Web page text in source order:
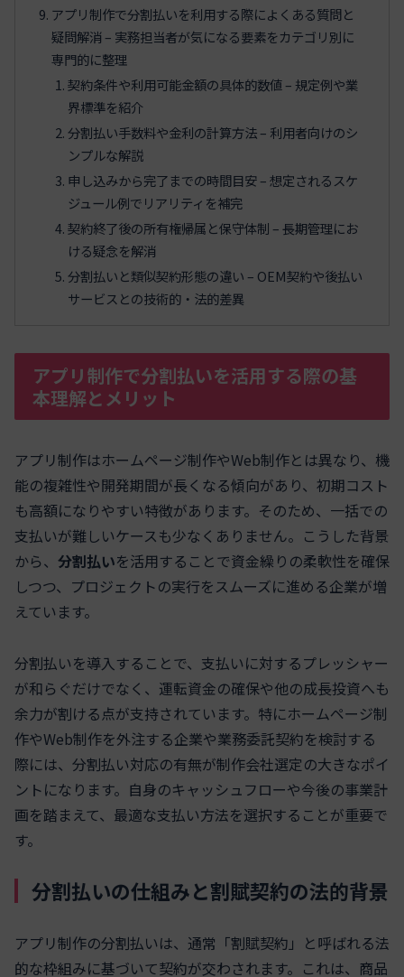
アプリ制作で分割払いを利用する際によくある質問と
疑問解消 – 実務担当者が気になる要素をカテゴリ別に
専門的に整理
契約条件や利用可能金額の具体的数値 – 規定例や業
界標準を紹介
分割払い手数料や金利の計算方法 – 利用者向けのシ
ンプルな解説
申し込みから完了までの時間目安 – 想定されるスケ
ジュール例でリアリティを補完
契約終了後の所有権帰属と保守体制 – 長期管理にお
ける疑念を解消
分割払いと類似契約形態の違い – OEM契約や後払い
サービスとの技術的・法的差異
アプリ制作で分割払いを活用する際の基
本理解とメリット
アプリ制作はホームページ制作やWeb制作とは異なり、機
能の複雑性や開発期間が長くなる傾向があり、初期コスト
も高額になりやすい特徴があります。そのため、一括での
支払いが難しいケースも少なくありません。こうした背景
から、 分割払いを活用することで資金繰りの柔軟性を確保
しつつ、プロジェクトの実行をスムーズに進める企業が増
えています。
分割払いを導入することで、支払いに対するプレッシャー
が和らぐだけでなく、運転資金の確保や他の成長投資へも
余力が割ける点が支持されています。特にホームページ制
作やWeb制作を外注する企業や業務委託契約を検討する
際には、分割払い対応の有無が制作会社選定の大きなポイ
ントになります。自身のキャッシュフローや今後の事業計
画を踏まえて、最適な支払い方法を選択することが重要で
す。
分割払いの仕組みと割賦契約の法的背景
アプリ制作の分割払いは、通常「割賦契約」と呼ばれる法
的な枠組みに基づいて契約が交わされます。これは、商品